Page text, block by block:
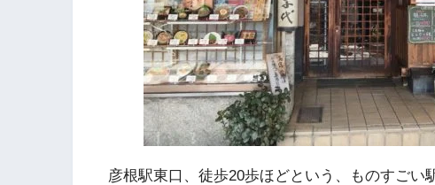
彦根駅東口、徒歩20歩ほどという、ものすごい